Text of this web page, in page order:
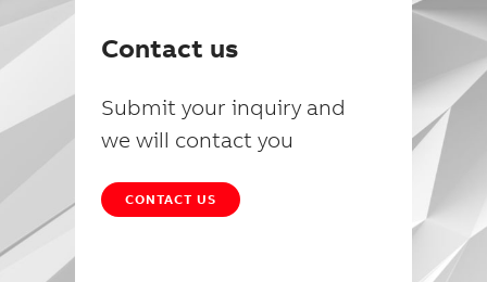
Contact us
Submit your inquiry and
we will contact you
CONTACT US